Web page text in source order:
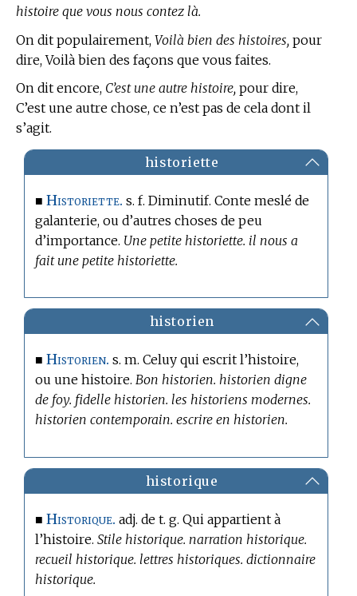
histoire que vous nous contez là.
On dit populairement, Voilà bien des histoires, pour
dire, Voilà bien des façons que vous faites.
On dit encore, C’est une autre histoire, pour dire,
C’est une autre chose, ce n’est pas de cela dont il
s’agit.
historiette
■Historiette. s. f. Diminutif. Conte meslé de
galanterie, ou d’autres choses de peu
d’importance. Une petite historiette. il nous a
fait une petite historiette.
historien
■Historien. s. m. Celuy qui escrit l’histoire,
ou une histoire.Bon historien. historien digne
de foy. fidelle historien. les historiens modernes.
historien contemporain. escrire en historien.
historique
■Historique. adj. de t. g. Qui appartient à
l’histoire.Stile historique. narration historique.
recueil historique. lettres historiques. dictionnaire
historique.